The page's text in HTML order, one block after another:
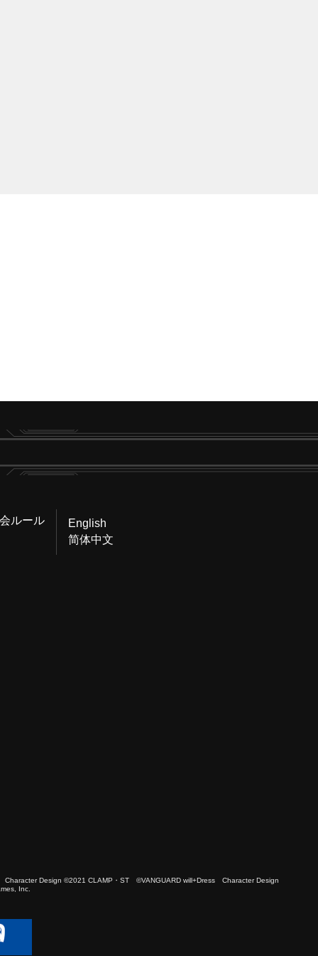
ルール
English
简体中文
Design ©2021 CLAMP・ST ©VANGUARD will+Dress Character Design
Inc.